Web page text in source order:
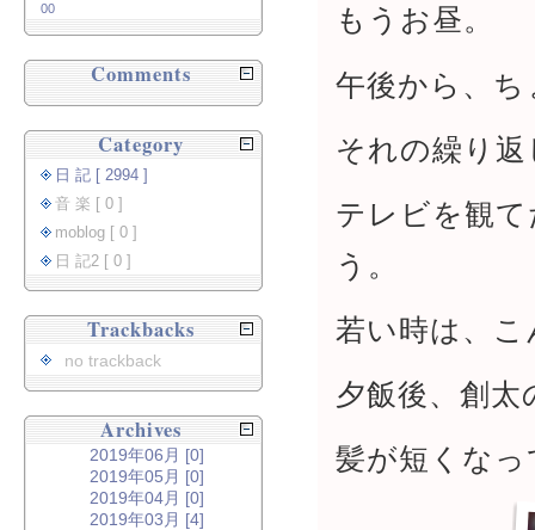
もうお昼。
午後から、
それの繰り返
テレビを観
う。
若い時は、
夕飯後、創太
髪が短くな
00
Comments
Category
日 記 [ 2994 ]
音 楽 [ 0 ]
moblog [ 0 ]
日 記2 [ 0 ]
Trackbacks
no trackback
Archives
2019年06月 [0]
2019年05月 [0]
2019年04月 [0]
2019年03月 [4]